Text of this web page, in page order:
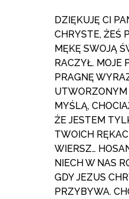
DZIĘKUJĘ CI
CHRYSTE, ŻEŚ
MĘKĘ SWOJĄ
RACZYŁ. MOJE
PRAGNĘ
UTWORZONYM
MYŚLĄ,
ŻE JESTEM
TWOICH
WIERSZ…
NIECH W NAS
GDY JEZUS
PRZYBYWA.